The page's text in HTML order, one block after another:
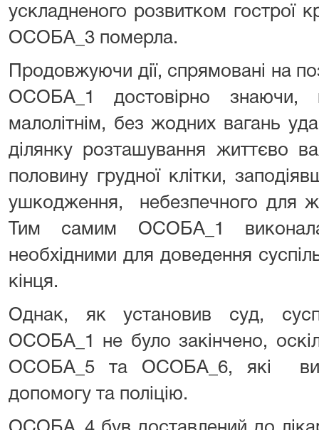
ускладненого розвитком гострої
ОСОБА_3 померла.
Продовжуючи дії, спрямовані на
ОСОБА_1 достовірно
малолітнім, без жодних вагань
ділянку розташування життєво
половину грудної клітки,
ушкодження, небезпечного для
Тим самим ОСОБА_1
необхідними для доведення
кінця.
Однак, як установив суд,
ОСОБА_1 не було закінчено,
ОСОБА_5 та ОСОБА_6, які
допомогу та поліцію.